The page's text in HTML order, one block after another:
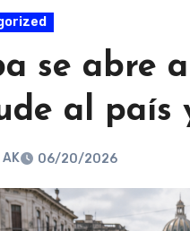
se abre
al país
AK 06/20/2026